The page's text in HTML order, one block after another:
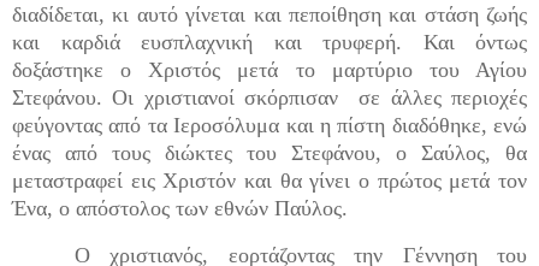
διαδίδεται, κι αυτό γίνεται και πεποίθηση και στάση ζωής
και καρδιά ευσπλαχνική και τρυφερή. Και όντως
δοξάστηκε ο Χριστός μετά το μαρτύριο του Αγίου
Στεφάνου. Οι χριστιανοί σκόρπισαν σε άλλες περιοχές
φεύγοντας από τα Ιεροσόλυμα και η πίστη διαδόθηκε, ενώ
ένας από τους διώκτες του Στεφάνου, ο Σαύλος, θα
μεταστραφεί εις Χριστόν και θα γίνει ο πρώτος μετά τον
Ένα, ο απόστολος των εθνών Παύλος.
Ο χριστιανός, εορτάζοντας την Γέννηση του